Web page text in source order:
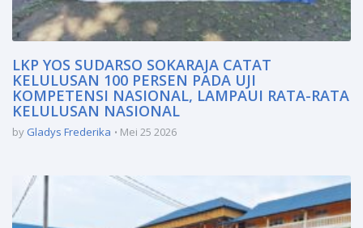
LKP YOS SUDARSO SOKARAJA CATAT
KELULUSAN 100 PERSEN PADA UJI
KOMPETENSI NASIONAL, LAMPAUI RATA-RATA
KELULUSAN NASIONAL
by Gladys Frederika Mei 25 2026